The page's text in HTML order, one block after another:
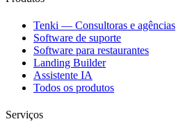
Tenki — Consultoras e agências
Software de suporte
Software para restaurantes
Landing Builder
Assistente IA
Todos os produtos
Serviços